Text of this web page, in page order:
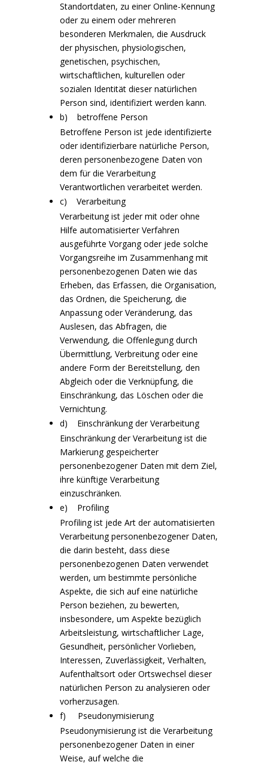
Standortdaten, zu einer Online-Kennung
oder zu einem oder mehreren
besonderen Merkmalen, die Ausdruck
der physischen, physiologischen,
genetischen, psychischen,
wirtschaftlichen, kulturellen oder
sozialen Identität dieser natürlichen
Person sind, identifiziert werden kann.
b) betroffene Person
Betroffene Person ist jede identifizierte
oder identifizierbare natürliche Person,
deren personenbezogene Daten von
dem für die Verarbeitung
Verantwortlichen verarbeitet werden.
c) Verarbeitung
Verarbeitung ist jeder mit oder ohne
Hilfe automatisierter Verfahren
ausgeführte Vorgang oder jede solche
Vorgangsreihe im Zusammenhang mit
personenbezogenen Daten wie das
Erheben, das Erfassen, die Organisation,
das Ordnen, die Speicherung, die
Anpassung oder Veränderung, das
Auslesen, das Abfragen, die
Verwendung, die Offenlegung durch
Übermittlung, Verbreitung oder eine
andere Form der Bereitstellung, den
Abgleich oder die Verknüpfung, die
Einschränkung, das Löschen oder die
Vernichtung.
d) Einschränkung der Verarbeitung
Einschränkung der Verarbeitung ist die
Markierung gespeicherter
personenbezogener Daten mit dem Ziel,
ihre künftige Verarbeitung
einzuschränken.
e) Profiling
Profiling ist jede Art der automatisierten
Verarbeitung personenbezogener Daten,
die darin besteht, dass diese
personenbezogenen Daten verwendet
werden, um bestimmte persönliche
Aspekte, die sich auf eine natürliche
Person beziehen, zu bewerten,
insbesondere, um Aspekte bezüglich
Arbeitsleistung, wirtschaftlicher Lage,
Gesundheit, persönlicher Vorlieben,
Interessen, Zuverlässigkeit, Verhalten,
Aufenthaltsort oder Ortswechsel dieser
natürlichen Person zu analysieren oder
vorherzusagen.
f) Pseudonymisierung
Pseudonymisierung ist die Verarbeitung
personenbezogener Daten in einer
Weise, auf welche die